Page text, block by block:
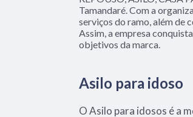
Tamandaré. Com a
serviços do ramo, além de
Assim, a empresa
objetivos da marca.
Asilo para idoso
O Asilo para idosos é a